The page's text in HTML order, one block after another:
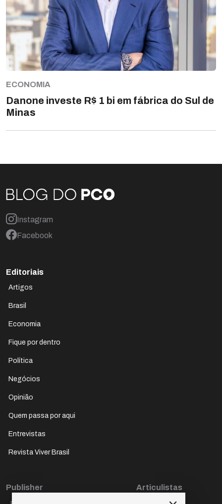
ECONOMIA
Danone investe R$ 1 bi em fábrica do Sul de
Minas
Instagram
Facebook
Editoriais
Artigos
Brasil
Economia
Fique por dentro
Política
Negócios
Opinião
Quem passa por aqui
Entrevistas
Revista Viver Brasil
Publisher
Articulistas